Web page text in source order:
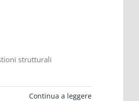
strutturali
Continua a leggere